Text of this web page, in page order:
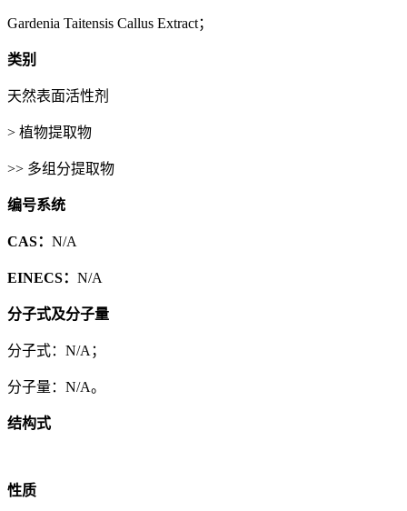
Gardenia Taitensis Callus Extract；
类别
天然表面活性剂
> 植物提取物
>> 多组分提取物
编号系统
CAS： N/A
EINECS： N/A
分子式及分子量
分子式：N/A；
分子量：N/A。
结构式
性质